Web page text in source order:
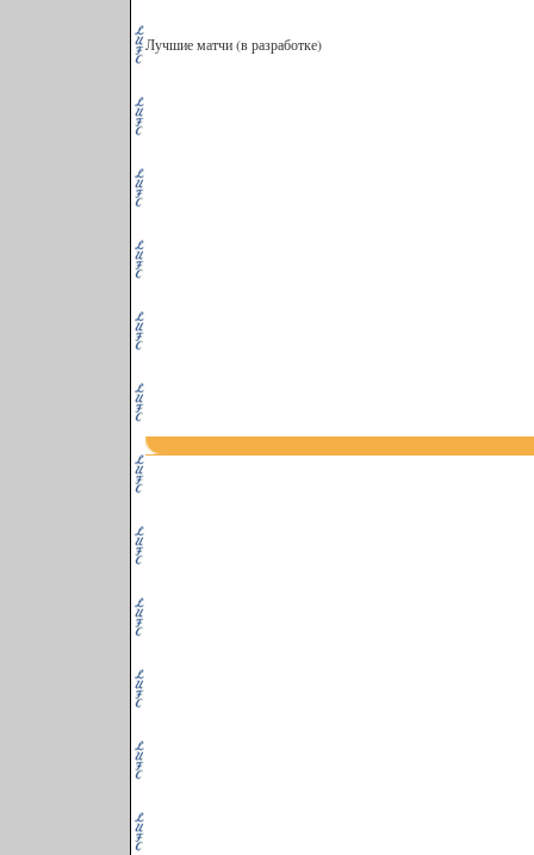
Лучшие матчи (в разработке)